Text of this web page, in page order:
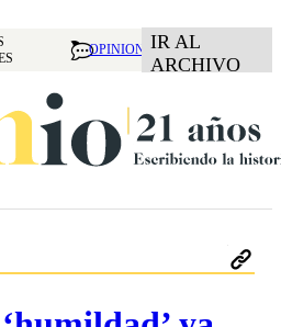
OPINION IR AL
ARCHIVO